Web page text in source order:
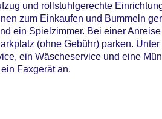
und rollstuhlgerechte
zum Einkaufen und Bummeln
ein Spielzimmer. Bei einer
(ohne Gebühr) parken.
ein Wäscheservice und eine
Faxgerät an.